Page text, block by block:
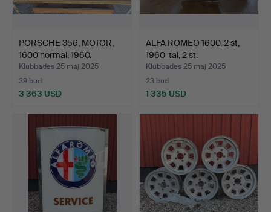
PORSCHE 356, MOTOR,
1600 normal, 1960.
Klubbades 25 maj 2025
39 bud
3 363 USD
ALFA ROMEO 1600, 2 st,
1960-tal, 2 st.
Klubbades 25 maj 2025
23 bud
1 335 USD